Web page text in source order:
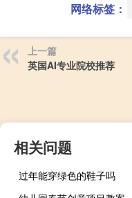
网络标签：
上一篇
英国AI专业院校推荐
相关问题
过年能穿绿色的鞋子吗